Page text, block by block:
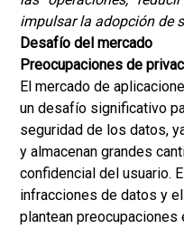
impulsar la adopción de
Desafío del mercado
Preocupaciones de
El mercado de
un desafío significativo
seguridad de los datos,
y almacenan grandes
confidencial del usuario.
infracciones de datos y
plantean